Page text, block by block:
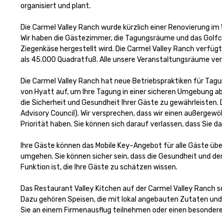
organisiert und plant.
Die Carmel Valley Ranch wurde kürzlich einer Renovierung
Wir haben die Gästezimmer, die Tagungsräume und das
Ziegenkäse hergestellt wird. Die Carmel Valley Ranch
als 45.000 Quadratfuß. Alle unsere Veranstaltungsräume
Die Carmel Valley Ranch hat neue Betriebspraktiken für
von Hyatt auf, um Ihre Tagung in einer sicheren Umgebung
die Sicherheit und Gesundheit Ihrer Gäste zu
Advisory Council). Wir versprechen, dass wir einen
Priorität haben. Sie können sich darauf verlassen, dass Sie
Ihre Gäste können das Mobile Key-Angebot für alle Gäste
umgehen. Sie können sicher sein, dass die Gesundheit und
Funktion ist, die Ihre Gäste zu schätzen wissen.
Das Restaurant Valley Kitchen auf der Carmel Valley
Dazu gehören Speisen, die mit lokal angebauten Zutaten
Sie an einem Firmenausflug teilnehmen oder einen